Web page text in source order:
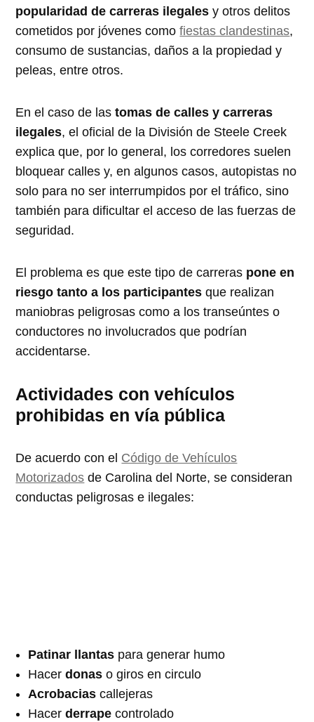
popularidad de carreras ilegales y otros delitos
cometidos por jóvenes comofiestas clandestinas,
consumo de sustancias, daños a la propiedad y
peleas, entre otros.
En el caso de lastomas de calles y carreras
ilegales, el oficial de la División de Steele Creek
explica que, por lo general, los corredores suelen
bloquear calles y, en algunos casos, autopistas no
solo para no ser interrumpidos por el tráfico, sino
también para dificultar el acceso de las fuerzas de
seguridad.
El problema es que este tipo de carreras pone en
riesgo tanto a los participantes que realizan
maniobras peligrosas como a los transeúntes o
conductores no involucrados que podrían
accidentarse.
Actividades con vehículos
prohibidas en vía pública
De acuerdo con el Código de Vehículos
Motorizados de Carolina del Norte, se consideran
conductas peligrosas e ilegales:
Patinar llantas para generar humo
Hacerdonas o giros en circulo
Acrobacias callejeras
Hacerderrape controlado